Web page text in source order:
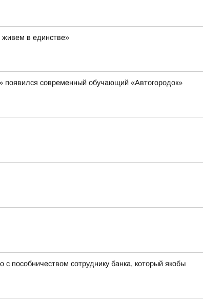
в единстве»
современный обучающий «Автогородок»
пособничеством сотруднику банка, который якобы